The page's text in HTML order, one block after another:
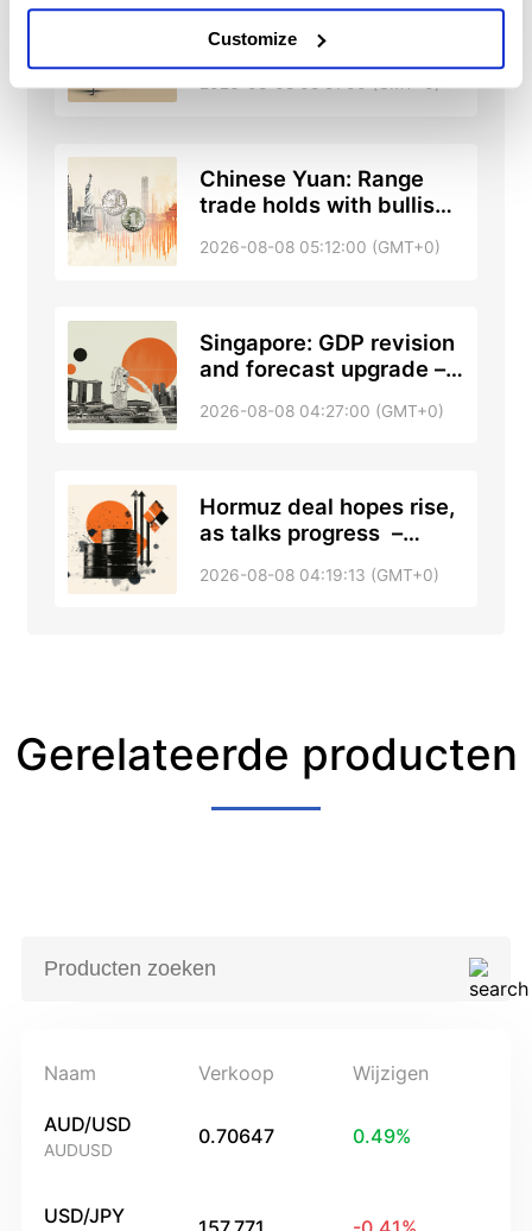
Customize
China: Credit demand
and liquidity trends –
DBS
Chinese Yuan: Range
trade holds with bullish
UOB
2026-08-08 05:12:00 (GMT+0)
Singapore: GDP revision
and forecast upgrade –
2026-08-08 04:27:00 (GMT+0)
Hormuz deal hopes rise,
as talks progress –
2026-08-08 04:19:13 (GMT+0)
Gerelateerde producten
Naam Verkoop Wijzigen
AUD/USD
AUDUSD
0.70647 0.49%
USD/JPY